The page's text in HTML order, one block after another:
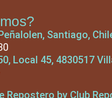
Santiago,
Local 45, 4830517
Repostero by Club